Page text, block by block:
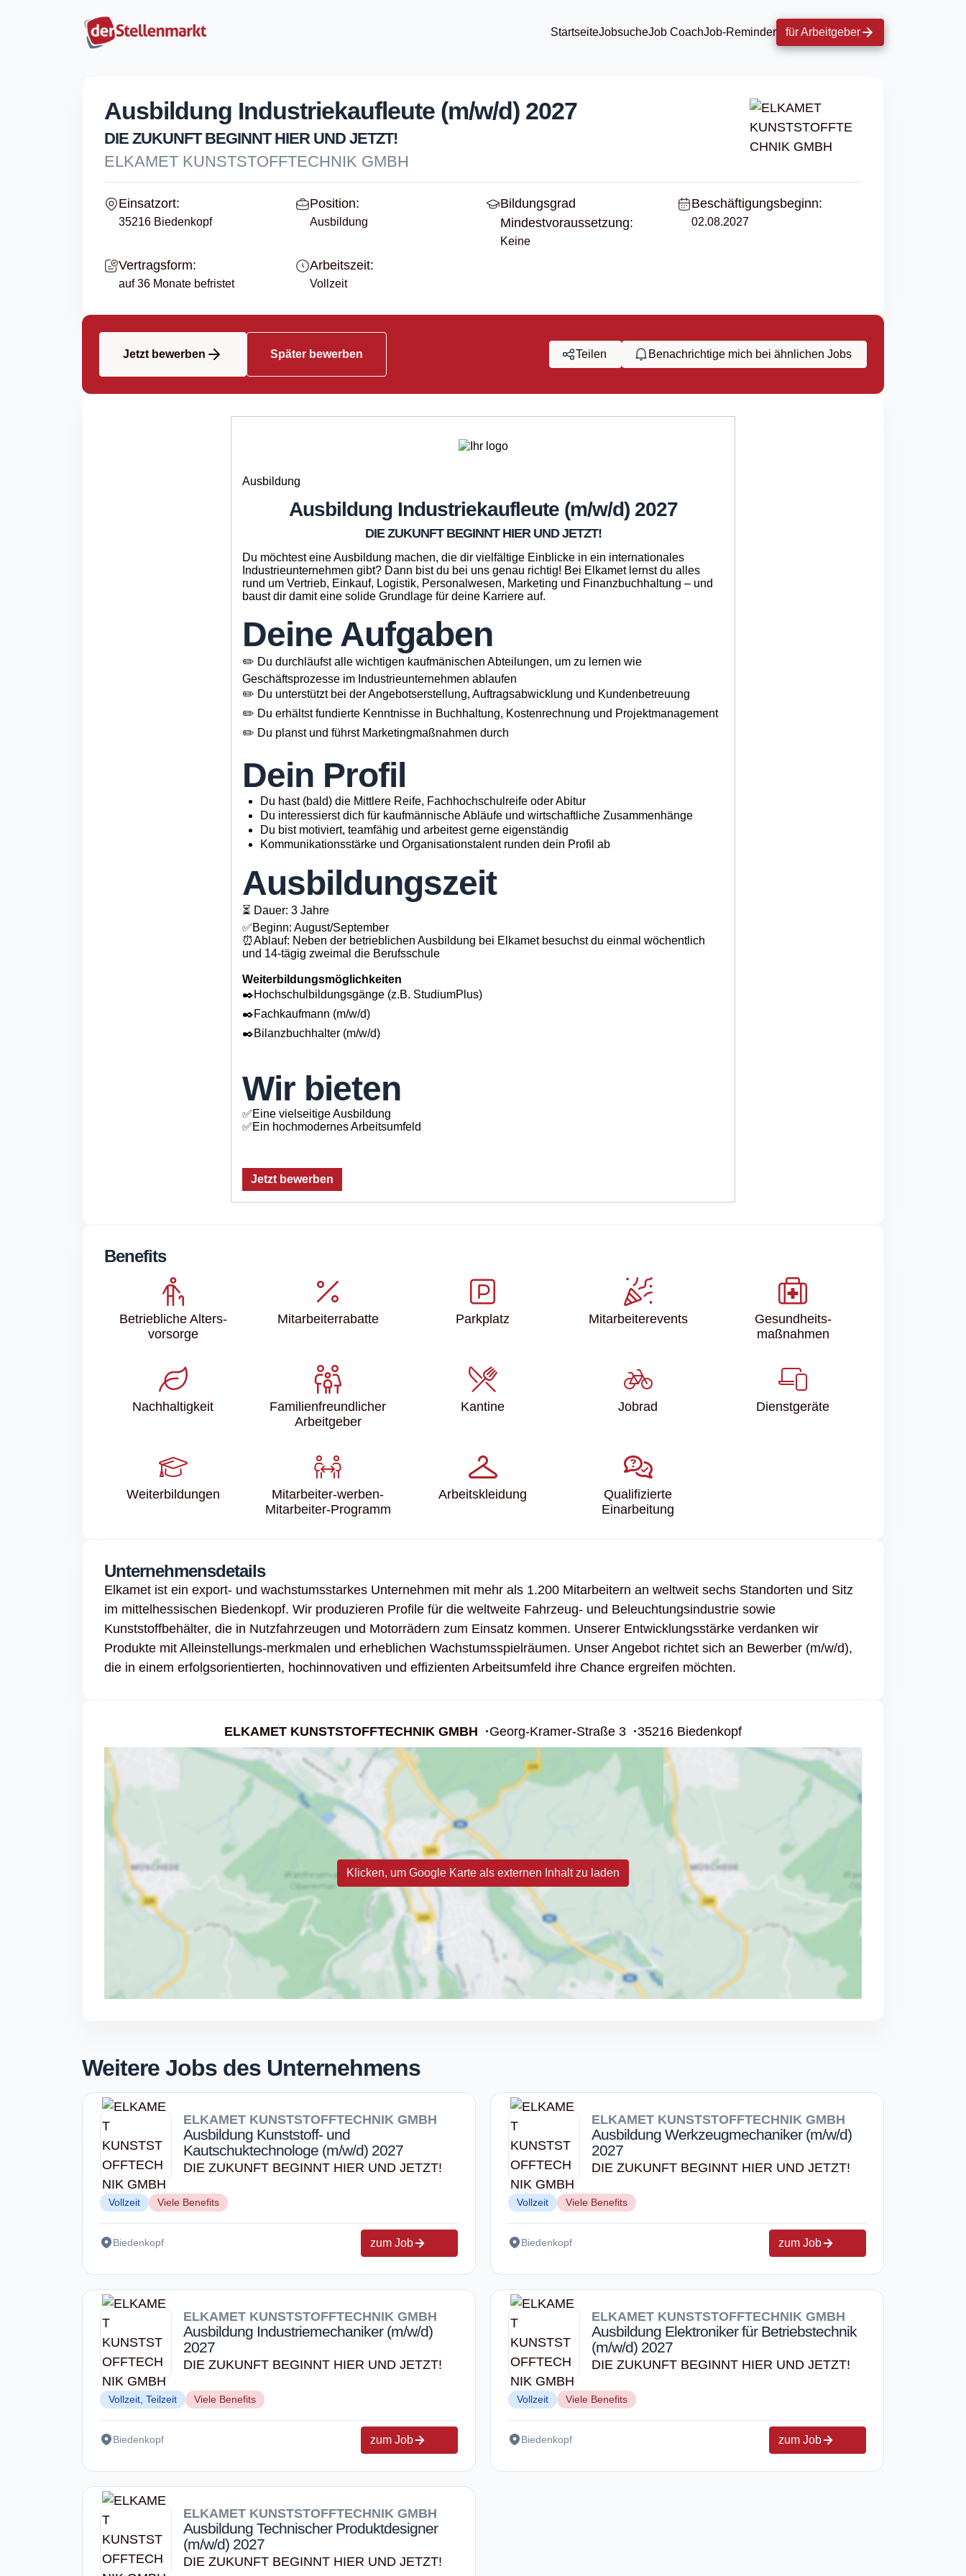
StartseiteJobsucheJob CoachJob-Reminder für Arbeitgeber
Ausbildung Industriekaufleute (m/w/d) 2027
DIE ZUKUNFT BEGINNT HIER UND JETZT!
ELKAMET KUNSTSTOFFTECHNIK GMBH
Einsatzort:
35216 Biedenkopf
Position:
Ausbildung
Bildungsgrad
Mindestvoraussetzung:
Keine
Beschäftigungsbeginn:
02.08.2027
Vertragsform:
auf 36 Monate befristet
Arbeitszeit:
Vollzeit
Jetzt bewerben Später bewerben Teilen Benachrichtige mich bei ähnlichen Jobs
Ausbildung
Ausbildung Industriekaufleute (m/w/d) 2027
DIE ZUKUNFT BEGINNT HIER UND JETZT!
Du möchtest eine Ausbildung machen, die dir vielfältige Einblicke in ein internationales
Industrieunternehmen gibt? Dann bist du bei uns genau richtig! Bei Elkamet lernst du alles
rund um Vertrieb, Einkauf, Logistik, Personalwesen, Marketing und Finanzbuchhaltung – und
baust dir damit eine solide Grundlage für deine Karriere auf.
Deine Aufgaben
✏️ Du durchläufst alle wichtigen kaufmänischen Abteilungen, um zu lernen wie
Geschäftsprozesse im Industrieunternehmen ablaufen
✏️ Du unterstützt bei der Angebotserstellung, Auftragsabwicklung und Kundenbetreuung
✏️ Du erhältst fundierte Kenntnisse in Buchhaltung, Kostenrechnung und Projektmanagement
✏️ Du planst und führst Marketingmaßnahmen durch
Dein Profil
Du hast (bald) die Mittlere Reife, Fachhochschulreife oder Abitur
Du interessierst dich für kaufmännische Abläufe und wirtschaftliche Zusammenhänge
Du bist motiviert, teamfähig und arbeitest gerne eigenständig
Kommunikationsstärke und Organisationstalent runden dein Profil ab
Ausbildungszeit
⏳ Dauer: 3 Jahre
✅Beginn: August/September
⏰Ablauf: Neben der betrieblichen Ausbildung bei Elkamet besuchst du einmal wöchentlich
und 14-tägig zweimal die Berufsschule
Weiterbildungsmöglichkeiten
✒️Hochschulbildungsgänge (z.B. StudiumPlus)
✒️Fachkaufmann (m/w/d)
✒️Bilanzbuchhalter (m/w/d)
Wir bieten
✅Eine vielseitige Ausbildung
✅Ein hochmodernes Arbeitsumfeld
Jetzt bewerben
Benefits
Betriebliche Alters­
vorsorge
Mitarbeiter­rabatte Parkplatz Mitarbeiter­events
Gesundheits­
maßnahmen
Nachhaltigkeit
Familien­freundlicher
Arbeitgeber
Kantine Jobrad Dienstgeräte
Weiter­bildungen
Mitarbeiter-werben-
Mitarbeiter-Programm
Arbeits­kleidung
Qualifizierte
Einarbeitung
Unternehmensdetails
Elkamet ist ein export- und wachstumsstarkes Unternehmen mit mehr als 1.200 Mitarbeitern an weltweit sechs Standorten und Sitz
im mittelhessischen Biedenkopf. Wir produzieren Profile für die weltweite Fahrzeug- und Beleuchtungsindustrie sowie
Kunststoffbehälter, die in Nutzfahrzeugen und Motorrädern zum Einsatz kommen. Unserer Entwicklungsstärke verdanken wir
Produkte mit Alleinstellungs-merkmalen und erheblichen Wachstumsspielräumen. Unser Angebot richtet sich an Bewerber (m/w/d),
die in einem erfolgsorientierten, hochinnovativen und effizienten Arbeitsumfeld ihre Chance ergreifen möchten.
ELKAMET KUNSTSTOFFTECHNIK GMBH Georg-Kramer-Straße 3 35216 Biedenkopf
Klicken, um Google Karte als externen Inhalt zu laden
Weitere Jobs des Unternehmens
ELKAMET KUNSTSTOFFTECHNIK GMBH
Ausbildung Kunststoff- und
Kautschuktechnologe (m/w/d) 2027
DIE ZUKUNFT BEGINNT HIER UND JETZT!
Vollzeit Viele Benefits
Biedenkopf zum Job
ELKAMET KUNSTSTOFFTECHNIK GMBH
Ausbildung Werkzeugmechaniker (m/w/d)
2027
DIE ZUKUNFT BEGINNT HIER UND JETZT!
Vollzeit Viele Benefits
Biedenkopf zum Job
ELKAMET KUNSTSTOFFTECHNIK GMBH
Ausbildung Industriemechaniker (m/w/d)
2027
DIE ZUKUNFT BEGINNT HIER UND JETZT!
Vollzeit, Teilzeit Viele Benefits
Biedenkopf zum Job
ELKAMET KUNSTSTOFFTECHNIK GMBH
Ausbildung Elektroniker für Betriebstechnik
(m/w/d) 2027
DIE ZUKUNFT BEGINNT HIER UND JETZT!
Vollzeit Viele Benefits
Biedenkopf zum Job
ELKAMET KUNSTSTOFFTECHNIK GMBH
Ausbildung Technischer Produktdesigner
(m/w/d) 2027
DIE ZUKUNFT BEGINNT HIER UND JETZT!